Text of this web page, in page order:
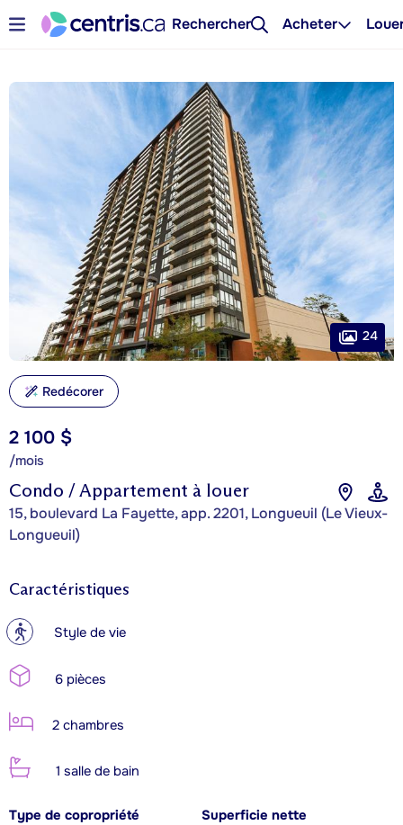
Rechercher Acheter
Condo / Appartement à louer
15, boulevard La Fayette, app. 2201, Longueuil (Le Vieux-
Longueuil)
2 100 $
/mois
24
Redécorer
Caractéristiques
? Style de vie
6 pièces
2 chambres
1 salle de bain
Type de copropriété
Superficie nette